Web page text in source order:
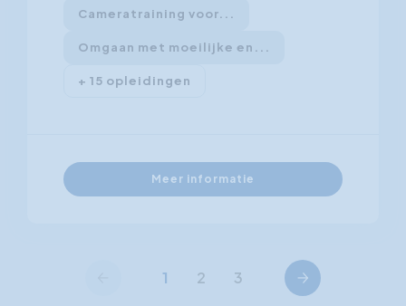
Cameratraining voor...
Omgaan met moeilijke en...
+ 15 opleidingen
Meer informatie
1 2 3 Volgende